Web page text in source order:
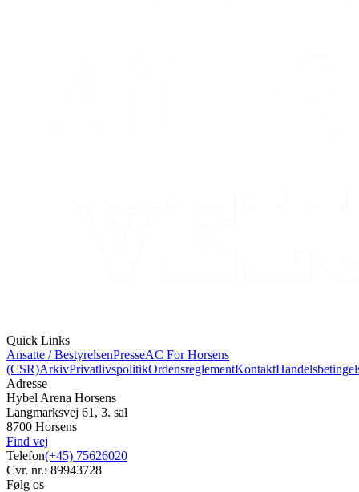
Quick Links
Ansatte / BestyrelsenPresseAC For Horsens
(CSR)ArkivPrivatlivspolitikOrdensreglementKontakt
Adresse
Hybel Arena Horsens
Langmarksvej 61, 3. sal
8700 Horsens
Find vej
Telefon(+45) 75626020
Cvr. nr.: 89943728
Følg os